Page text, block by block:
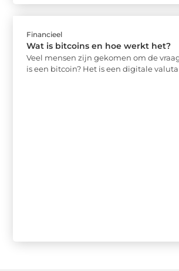
Financieel
Wat is bitcoins en hoe werkt het?
Veel mensen zijn gekomen om de
is een bitcoin? Het is een digitale valuta